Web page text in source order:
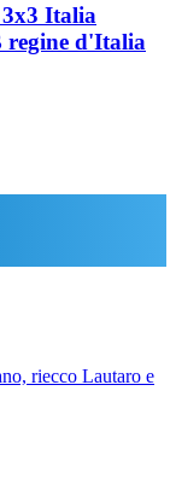
Italia
regine d'Italia
riecco Lautaro e